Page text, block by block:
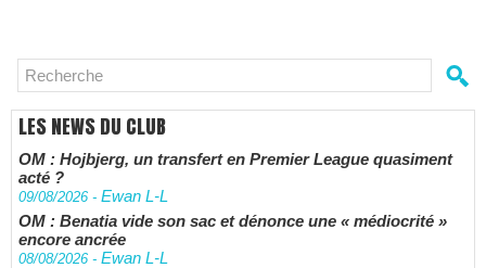
LES NEWS DU CLUB
OM : Hojbjerg, un transfert en Premier League quasiment
acté ?
09/08/2026 - Ewan L-L
OM : Benatia vide son sac et dénonce une « médiocrité »
encore ancrée
08/08/2026 - Ewan L-L